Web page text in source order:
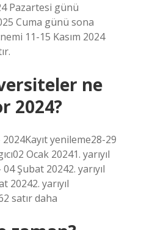
Pazartesi günü
Cuma günü sona
11-15 Kasım 2024
ne
2024?
yenileme28-29
Ocak 20241. yarıyıl
Şubat 20242. yarıyıl
20242. yarıyıl
satır daha